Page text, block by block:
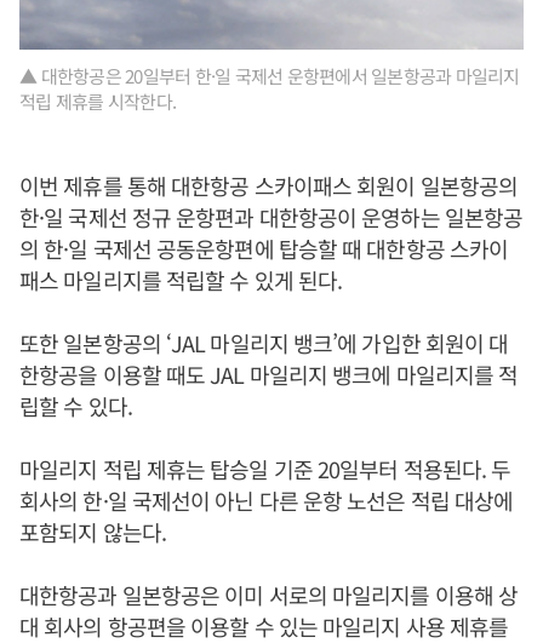
▲ 대한항공은 20일부터 한·일 국제선 운항편에서 일본항공과 마일리지
적립 제휴를 시작한다.
이번 제휴를 통해 대한항공 스카이패스 회원이 일본항공의
한·일 국제선 정규 운항편과 대한항공이 운영하는 일본항공
의 한·일 국제선 공동운항편에 탑승할 때 대한항공 스카이
패스 마일리지를 적립할 수 있게 된다.
또한 일본항공의 ‘JAL 마일리지 뱅크’에 가입한 회원이 대
한항공을 이용할 때도 JAL 마일리지 뱅크에 마일리지를 적
립할 수 있다.
마일리지 적립 제휴는 탑승일 기준 20일부터 적용된다. 두
회사의 한·일 국제선이 아닌 다른 운항 노선은 적립 대상에
포함되지 않는다.
대한항공과 일본항공은 이미 서로의 마일리지를 이용해 상
대 회사의 항공편을 이용할 수 있는 마일리지 사용 제휴를